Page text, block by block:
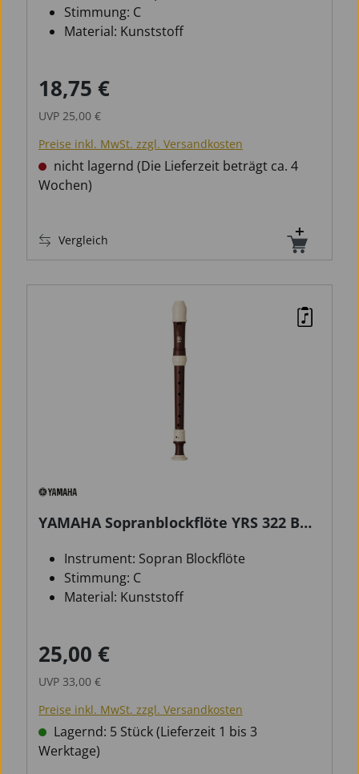
Stimmung: C
Material: Kunststoff
Verkaufspreis:
18,75 €
UVP 25,00 €
Preise inkl. MwSt. zzgl. Versandkosten
nicht lagernd (Die Lieferzeit beträgt ca. 4
Wochen)
Vergleich
YAMAHA Sopranblockflöte YRS 322 B
Instrument: Sopran Blockflöte
Stimmung: C
Material: Kunststoff
Verkaufspreis:
25,00 €
UVP 33,00 €
Preise inkl. MwSt. zzgl. Versandkosten
Lagernd: 5 Stück (Lieferzeit 1 bis 3
Werktage)